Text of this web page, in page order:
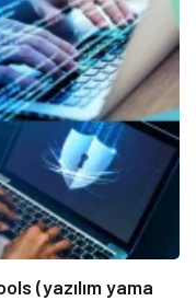
(yazılım yama